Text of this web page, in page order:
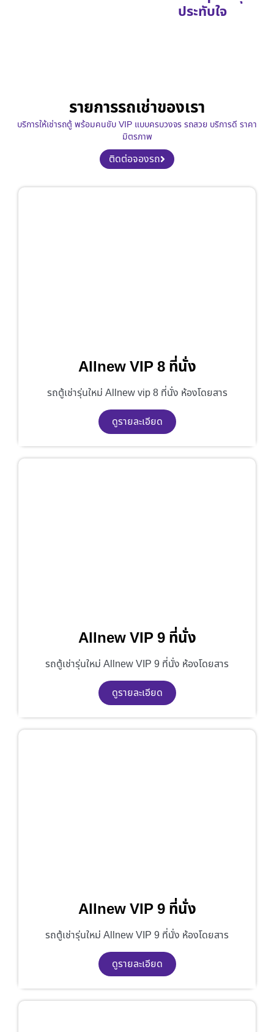
ประทับใจ
รายการรถเช่าของเรา
บริการให้เช่ารถตู้ พร้อมคนขับ VIP แบบครบวงจร รถสวย บริการดี ราคา
มิตรภาพ
ติดต่อจองรถ
Allnew VIP 8 ที่นั่ง
รถตู้เช่ารุ่นใหม่ Allnew vip 8 ที่นั่ง ห้องโดยสาร
ดูรายละเอียด
Allnew VIP 9 ที่นั่ง
รถตู้เช่ารุ่นใหม่ Allnew VIP 9 ที่นั่ง ห้องโดยสาร
ดูรายละเอียด
Allnew VIP 9 ที่นั่ง
รถตู้เช่ารุ่นใหม่ Allnew VIP 9 ที่นั่ง ห้องโดยสาร
ดูรายละเอียด